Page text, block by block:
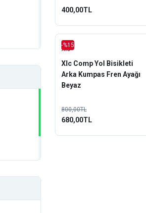
400,00TL
-%15
Xlc
Xlc Comp Yol Bisikleti
Arka Kumpas Fren Ayağı
Beyaz
800,00TL
680,00TL